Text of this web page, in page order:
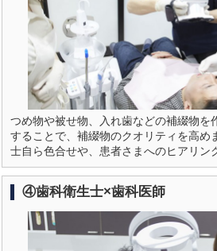
つめ物や被せ物、入れ歯などの補綴物を
することで、補綴物のクオリティを高め
士自ら色合せや、患者さまへのヒアリン
④歯科衛生士×歯科医師